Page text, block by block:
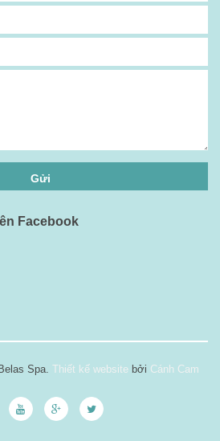
Facebook
Spa. Thiết kế website bởi Cánh Cam